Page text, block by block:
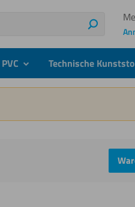
Suchen
PVC submenuTechnische